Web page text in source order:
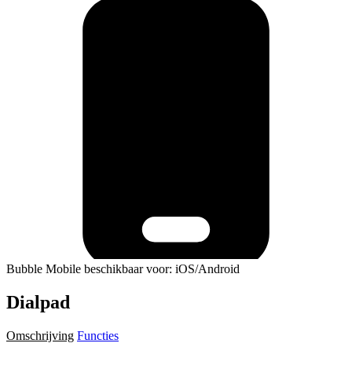
Bubble Mobile beschikbaar voor: iOS/Android
Dialpad
Omschrijving Functies